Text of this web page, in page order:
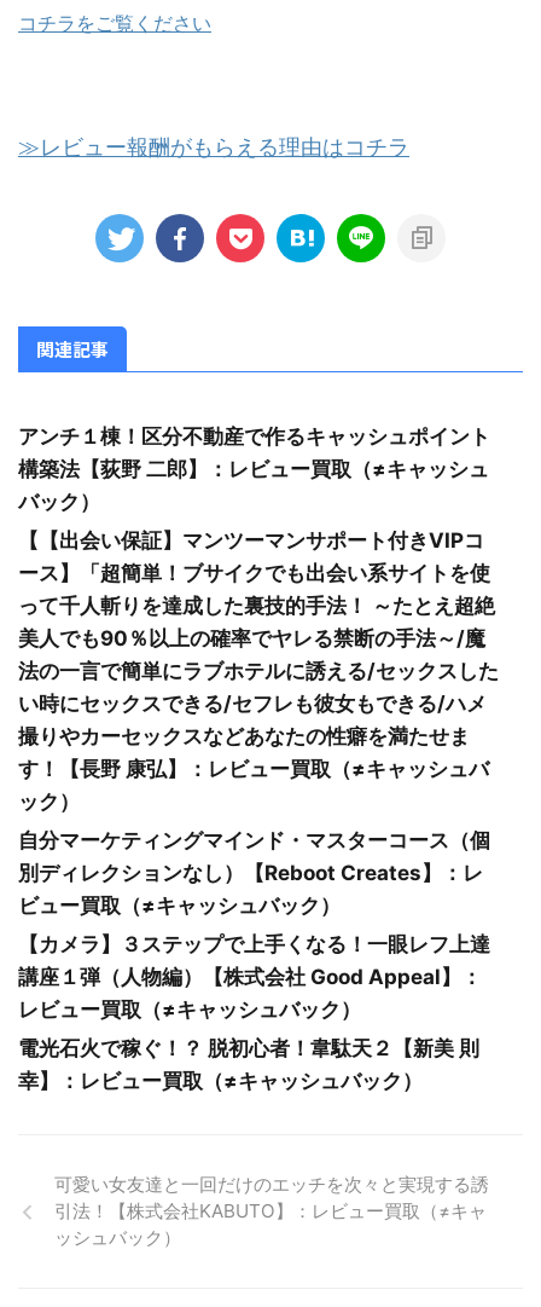
コチラをご覧ください
≫レビュー報酬がもらえる理由はコチラ
関連記事
アンチ１棟！区分不動産で作るキャッシュポイント
構築法【荻野 二郎】：レビュー買取（≠キャッシュ
バック）
【【出会い保証】マンツーマンサポート付きVIPコ
ース】「超簡単！ブサイクでも出会い系サイトを使
って千人斬りを達成した裏技的手法！ ～たとえ超絶
美人でも90％以上の確率でヤレる禁断の手法～/魔
法の一言で簡単にラブホテルに誘える/セックスした
い時にセックスできる/セフレも彼女もできる/ハメ
撮りやカーセックスなどあなたの性癖を満たせま
す！【長野 康弘】：レビュー買取（≠キャッシュバ
ック）
自分マーケティングマインド・マスターコース（個
別ディレクションなし）【Reboot Creates】：レ
ビュー買取（≠キャッシュバック）
【カメラ】３ステップで上手くなる！一眼レフ上達
講座１弾（人物編）【株式会社 Good Appeal】：
レビュー買取（≠キャッシュバック）
電光石火で稼ぐ！？ 脱初心者！韋駄天２【新美 則
幸】：レビュー買取（≠キャッシュバック）
可愛い女友達と一回だけのエッチを次々と実現する誘
引法！【株式会社KABUTO】：レビュー買取（≠キャ
ッシュバック）